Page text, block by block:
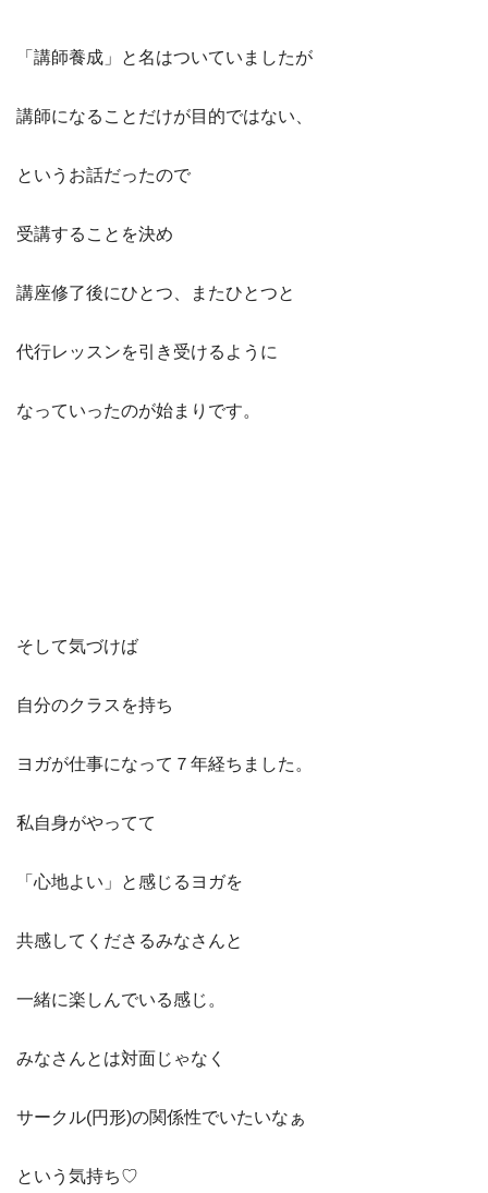
「講師養成」と名はついていましたが
講師になることだけが目的ではない、
というお話だったので
受講することを決め
講座修了後にひとつ、またひとつと
代行レッスンを引き受けるように
なっていったのが始まりです。
そして気づけば
自分のクラスを持ち
ヨガが仕事になって７年経ちました。
私自身がやってて
「心地よい」と感じるヨガを
共感してくださるみなさんと
一緒に楽しんでいる感じ。
みなさんとは対面じゃなく
サークル(円形)の関係性でいたいなぁ
という気持ち♡